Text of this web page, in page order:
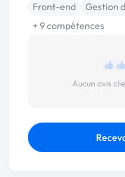
Front-end
Gestion
+ 9 compétences
Aucun avis